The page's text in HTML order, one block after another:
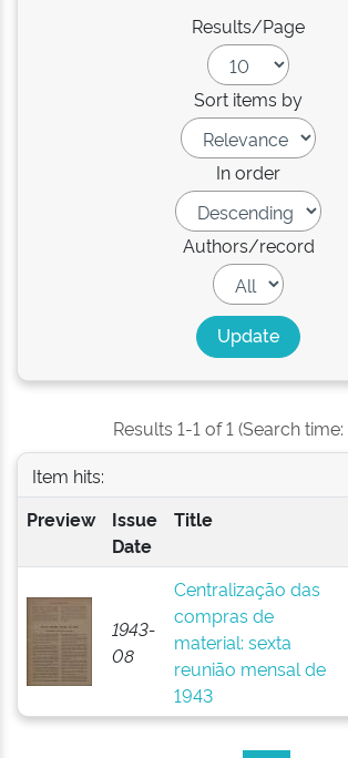
Results/Page
Sort items by
In order
Authors/record
Results 1-1 of 1 (Search
Item hits:
Preview
Issue
Date
Title
1943-
08
Centralização das
compras de
material: sexta
reunião mensal de
1943